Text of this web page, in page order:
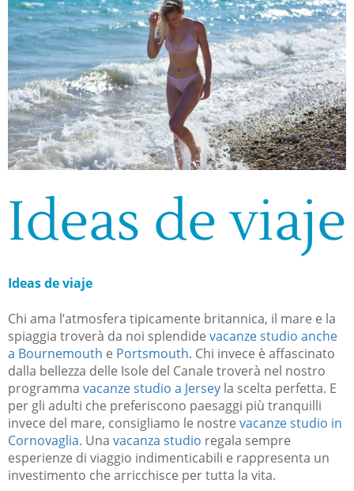
Ideas de viaje
Ideas de viaje
Chi ama l’atmosfera tipicamente britannica, il mare e la
spiaggia troverà da noi splendide vacanze studio anche
a Bournemouth e Portsmouth. Chi invece è affascinato
dalla bellezza delle Isole del Canale troverà nel nostro
programma vacanze studio a Jersey la scelta perfetta. E
per gli adulti che preferiscono paesaggi più tranquilli
invece del mare, consigliamo le nostre vacanze studio in
Cornovaglia. Una vacanza studio regala sempre
esperienze di viaggio indimenticabili e rappresenta un
investimento che arricchisce per tutta la vita.